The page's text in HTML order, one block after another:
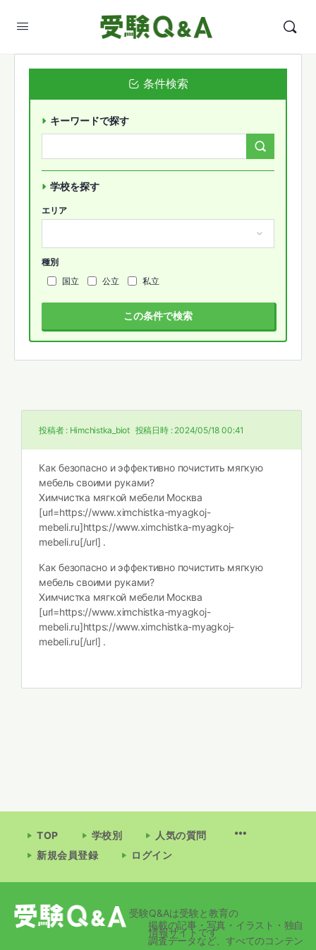
投稿者 : Himchistka_biot 投稿日時 : 2024/05/18 00:41
Как безопасно и эффективно почистить мягкую
мебель своими руками?
Химчистка мягкой мебели Москва
[url=https://www.ximchistka-myagkoj-
mebeli.ru]https://www.ximchistka-myagkoj-
mebeli.ru[/url] .
Как безопасно и эффективно почистить мягкую
мебель своими руками?
Химчистка мягкой мебели Москва
[url=https://www.ximchistka-myagkoj-
mebeli.ru]https://www.ximchistka-myagkoj-
mebeli.ru[/url] .
条件検索
キーワードで探す
学校を探す
エリア
種別
国立
公立 私立
この条件で検索
TOP 学校別
人気の質問
新規会員登録
ログイン
受験Q&Aは受験と教育の
情報サイトです
掲載の記事・写真・イラスト・独自
調査データなど、すべてのコンテン